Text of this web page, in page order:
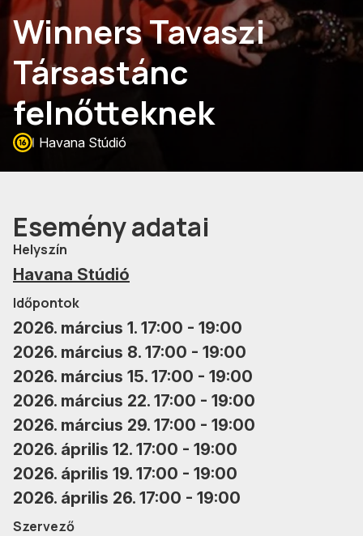
Winners Tavaszi
Társastánc
felnőtteknek
Havana Stúdió
Esemény adatai
Helyszín
Havana Stúdió
Időpontok
2026. március 1. 17:00 - 19:00
2026. március 8. 17:00 - 19:00
2026. március 15. 17:00 - 19:00
2026. március 22. 17:00 - 19:00
2026. március 29. 17:00 - 19:00
2026. április 12. 17:00 - 19:00
2026. április 19. 17:00 - 19:00
2026. április 26. 17:00 - 19:00
Szervező